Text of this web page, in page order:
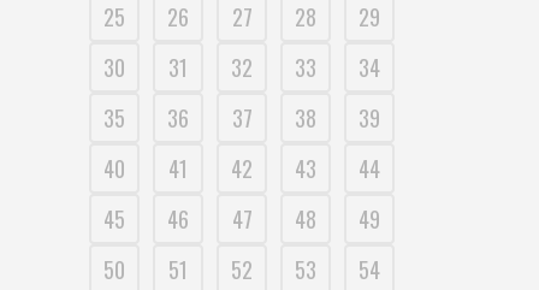
25
26 27 28
29
30
31 32 33
34
35
36 37 38
39
40
41 42 43
44
45
46 47 48
49
50
51 52 53
54